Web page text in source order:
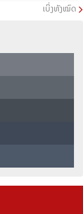
ເບິ່ງທັງໝົດ